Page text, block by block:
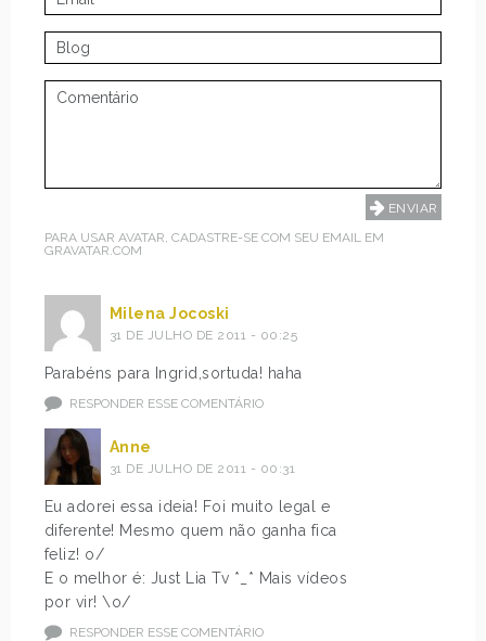
PARA USAR AVATAR, CADASTRE-SE COM SEU EMAIL EM
GRAVATAR.COM
Milena Jocoski
31 DE JULHO DE 2011 - 00:25
Parabéns para Ingrid,sortuda! haha
RESPONDER ESSE COMENTÁRIO
Anne
31 DE JULHO DE 2011 - 00:31
Eu adorei essa ideia! Foi muito legal e
diferente! Mesmo quem não ganha fica
feliz! o/
E o melhor é: Just Lia Tv *_* Mais vídeos
por vir! \o/
RESPONDER ESSE COMENTÁRIO